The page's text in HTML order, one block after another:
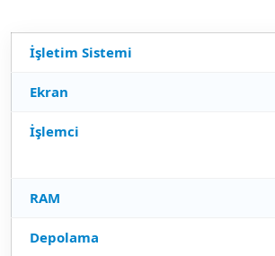
İşletim Sistemi
Ekran
İşlemci
RAM
Depolama